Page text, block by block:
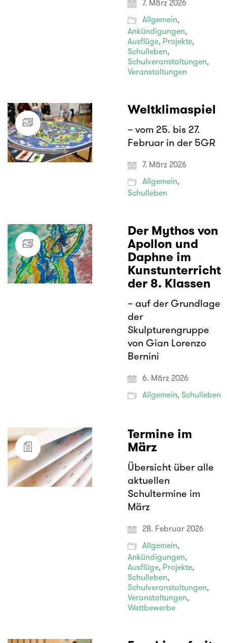
7. März 2026
Allgemein,
Ankündigungen,
Ausflüge, Projekte,
Schulleben,
Schulveranstaltungen,
Veranstaltungen
Weltklimaspiel
– vom 25. bis 27.
Februar in der 5GR
7. März 2026
Allgemein,
Schulleben
Der Mythos von
Apollon und
Daphne im
Kunstunterricht
der 8. Klassen
– auf der Grundlage
der
Skulpturengruppe
von Gian Lorenzo
Bernini
6. März 2026
Allgemein,Schulleben
Termine im
März
Übersicht über alle
aktuellen
Schultermine im
März
28. Februar 2026
Allgemein,
Ankündigungen,
Ausflüge, Projekte,
Schulleben,
Schulveranstaltungen,
Veranstaltungen,
Wettbewerbe